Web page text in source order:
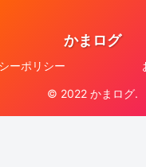
かまログ
ーポリシー
© 2022 かまログ.